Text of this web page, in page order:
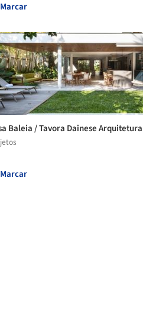
Marcar
Baleia / Tavora Dainese Arquitetura
Marcar